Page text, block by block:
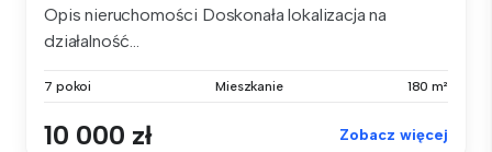
Opis nieruchomości Doskonała lokalizacja na
działalność...
7 pokoi Mieszkanie 180 m²
10 000 zł Zobacz więcej